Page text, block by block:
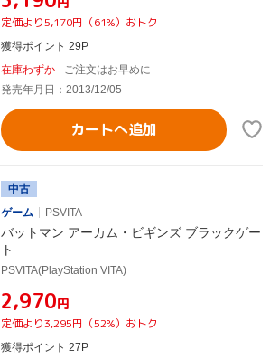
定価より5,170円（61%）おトク
獲得ポイント 29P
在庫わずか
ご注文はお早めに
発売年月日：2013/12/05
カートへ追加
中古
ゲーム
PSVITA
バットマン アーカム・ビギンズ ブラックゲー
ト
PSVITA(PlayStation VITA)
¥2,970円
定価より3,295円（52%）おトク
獲得ポイント 27P